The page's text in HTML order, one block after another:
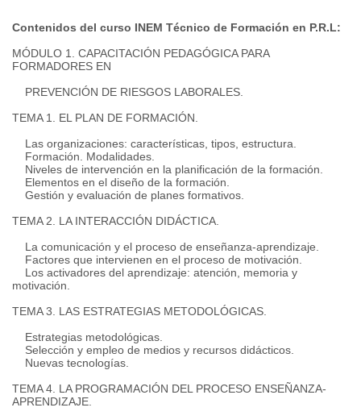
Contenidos del curso INEM Técnico de Formación en P.R.L:
MÓDULO 1. CAPACITACIÓN PEDAGÓGICA PARA
FORMADORES EN
PREVENCIÓN DE RIESGOS LABORALES.
TEMA 1. EL PLAN DE FORMACIÓN.
Las organizaciones: características, tipos, estructura.
Formación. Modalidades.
Niveles de intervención en la planificación de la formación.
Elementos en el diseño de la formación.
Gestión y evaluación de planes formativos.
TEMA 2. LA INTERACCIÓN DIDÁCTICA.
La comunicación y el proceso de enseñanza-aprendizaje.
Factores que intervienen en el proceso de motivación.
Los activadores del aprendizaje: atención, memoria y
motivación.
TEMA 3. LAS ESTRATEGIAS METODOLÓGICAS.
Estrategias metodológicas.
Selección y empleo de medios y recursos didácticos.
Nuevas tecnologías.
TEMA 4. LA PROGRAMACIÓN DEL PROCESO ENSEÑANZA-
APRENDIZAJE.